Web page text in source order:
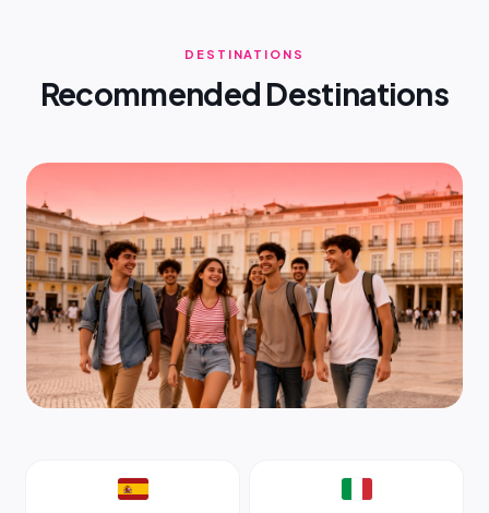
DESTINATIONS
Recommended Destinations